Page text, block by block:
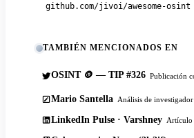
github.com/jivoi/awesome-osint
TAMBIÉN MENCIONADOS EN
OSINT 🪙 — TIP #326 Publicación
Mario Santella Análisis de investigador
LinkedIn Pulse · Varshney Artículo